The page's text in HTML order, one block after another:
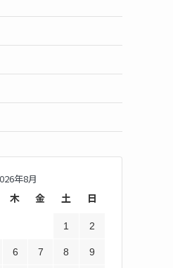
年8月
木 金 土 日
1 2
6 7 8 9